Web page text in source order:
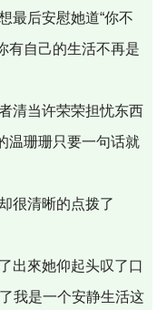
最后安慰她道“你不
有自己的生活不再是
清当许荣荣担忧东西
温珊珊只要一句话就
很清晰的点拨了
出來她仰起头叹了口
我是一个安静生活这